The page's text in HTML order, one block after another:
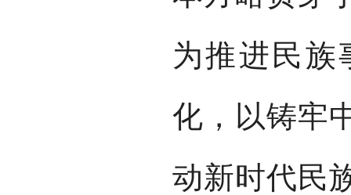
为推进民族
化，以铸牢
动新时代民